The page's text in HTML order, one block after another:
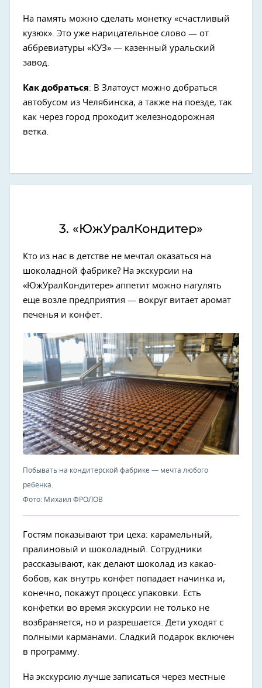
На память можно сделать монетку «счастливый
кузюк». Это уже нарицательное слово — от
аббревиатуры «КУЗ» — казенный уральский
завод.
Как добраться: В Златоуст можно добраться
автобусом из Челябинска, а также на поезде, так
как через город проходит железнодорожная
ветка.
3. «ЮжУралКондитер»
Кто из нас в детстве не мечтал оказаться на
шоколадной фабрике? На экскурсии на
«ЮжУралКондитере» аппетит можно нагулять
еще возле предприятия — вокруг витает аромат
печенья и конфет.
Побывать на кондитерской фабрике — мечта любого
ребенка.
Фото: Михаил ФРОЛОВ
Гостям показывают три цеха: карамельный,
пралиновый и шоколадный. Сотрудники
рассказывают, как делают шоколад из какао-
бобов, как внутрь конфет попадает начинка и,
конечно, покажут процесс упаковки. Есть
конфетки во время экскурсии не только не
возбраняется, но и разрешается. Дети уходят с
полными карманами. Сладкий подарок включен
в программу.
На экскурсию лучше записаться через местные